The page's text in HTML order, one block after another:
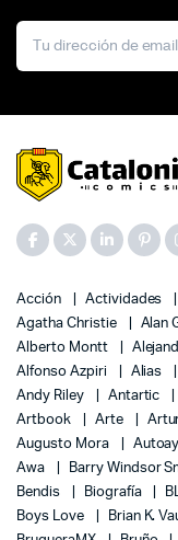
Acción Actividades
Agatha Christie
Alan
Alberto Montt
Alfonso Azpiri
Alias
Andy Riley
Antartic
Artbook
Arte
Augusto Mora
Awa
Barry Windsor
Bendis
Biografía
Boys Love
Brian K.